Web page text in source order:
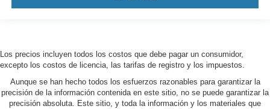
Los precios incluyen todos los costos que debe pagar un consumidor,
excepto los costos de licencia, las tarifas de registro y los impuestos.
Aunque se han hecho todos los esfuerzos razonables para garantizar la
precisión de la información contenida en este sitio, no se puede garantizar la
precisión absoluta. Este sitio, y toda la información y los materiales que